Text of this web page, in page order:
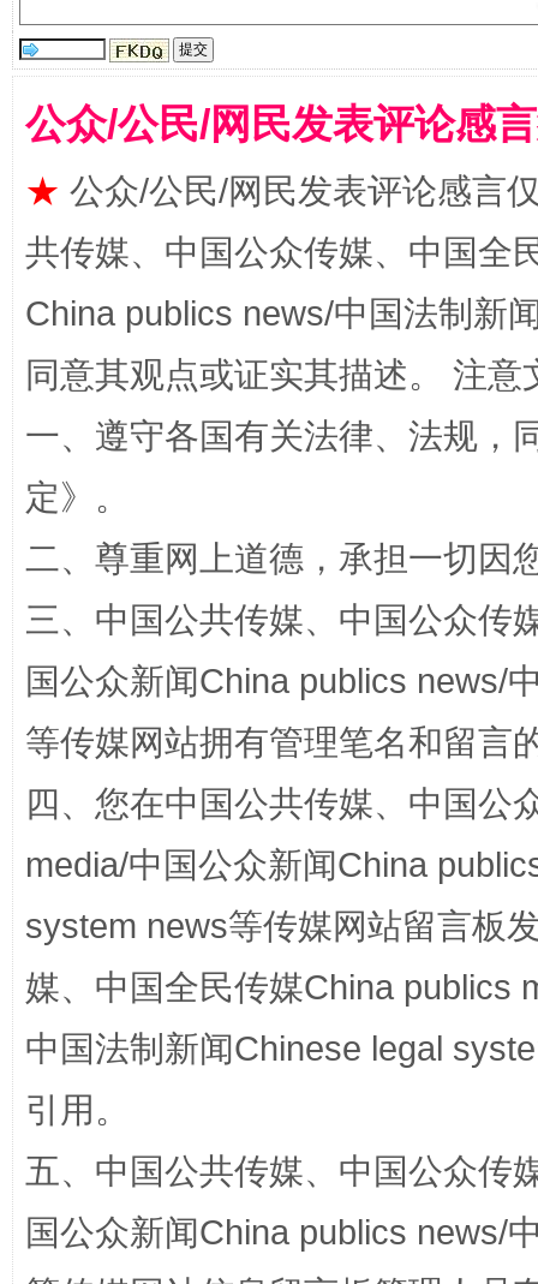
全民健身五年计划来了！等你上场
国家大学科技园优化重塑工作
扯下公款旅游的“隐身衣” 如何以
公众/公民/网民发表评论感
★ 公众/公民/网民发表评论感言
共传媒、中国公众传媒、中国全
China publics news/中国法制新
同意其观点或证实其描述。 注
一、遵守各国有关法律、法规，
定》。
二、尊重网上道德，承担一切因
三、中国公共传媒、中国公众传
国公众新闻China publics news/
等传媒网站拥有管理笔名和留言
四、您在中国公共传媒、中国公
media/中国公众新闻China
system news等传媒网站留言板
媒、中国全民传媒China publics
中国法制新闻Chinese legal
引用。
五、中国公共传媒、中国公众传
国公众新闻China publics news/